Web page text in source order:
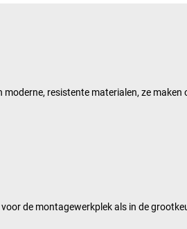
resistente materialen, ze
de montagewerkplek als in de